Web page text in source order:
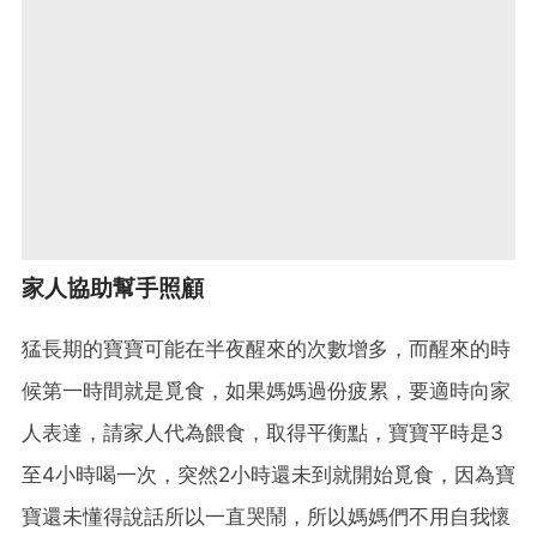
家人協助幫手照顧
猛長期的寶寶可能在半夜醒來的次數增多，而醒來的時
候第一時間就是覓食，如果媽媽過份疲累，要適時向家
人表達，請家人代為餵食，取得平衡點，寶寶平時是3
至4小時喝一次，突然2小時還未到就開始覓食，因為寶
寶還未懂得說話所以一直哭鬧，所以媽媽們不用自我懷